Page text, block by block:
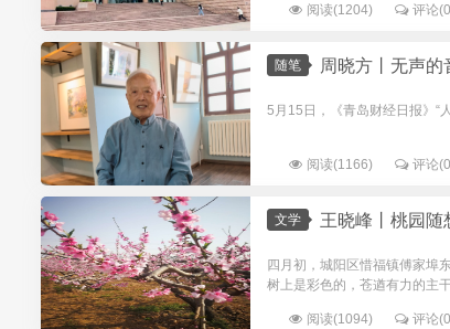
阅读(1204) 评论
随笔 周晓方丨无声的
5月15日，《青岛财经日报》“
阅读(1166) 评论
文学 王晓峰丨桃园随
四月初，城阳区惜福镇傅家埠
树上是彩色的，苍遒有力的主
阅读(1094) 评论